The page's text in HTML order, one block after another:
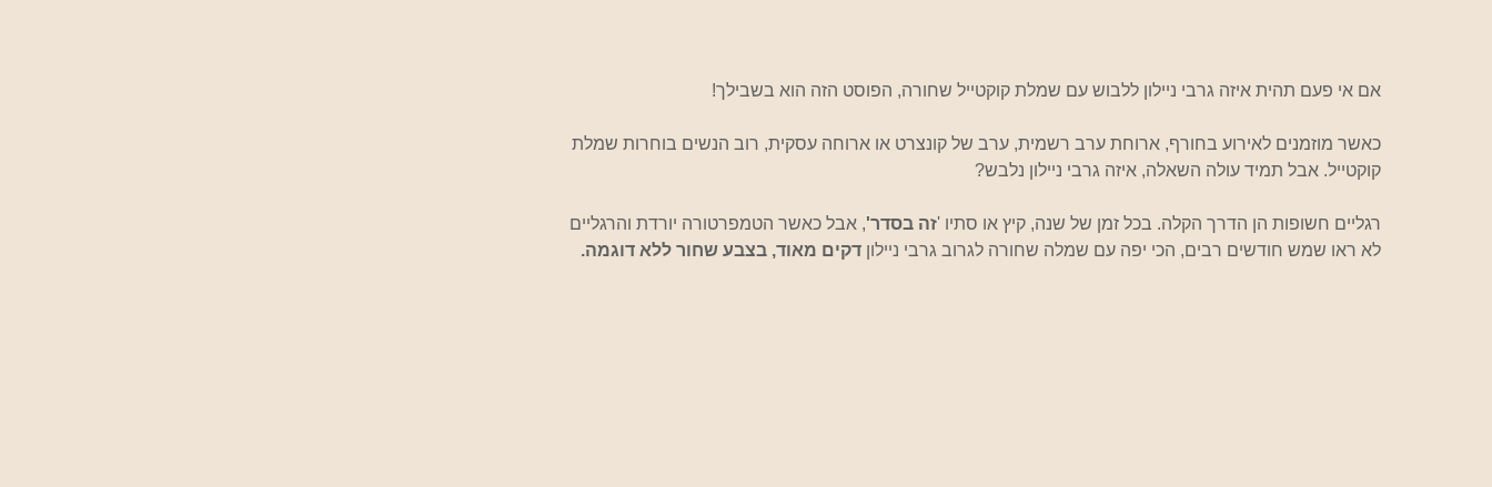
אם אי פעם תהית איזה גרבי ניילון ללבוש עם שמלת קוקטייל שחורה, הפוסט הזה הוא בשבילך!
כאשר מוזמנים לאירוע בחורף, ארוחת ערב רשמית, ערב של קונצרט או ארוחה עסקית, רוב הנשים בוחרות שמלת
קוקטייל. אבל תמיד עולה השאלה, איזה גרבי ניילון נלבש?
רגליים חשופות הן הדרך הקלה. בכל זמן של שנה, קיץ או סתיו 'זה בסדר', אבל כאשר הטמפרטורה יורדת והרגליים
לא ראו שמש חודשים רבים, הכי יפה עם שמלה שחורה לגרוב גרבי ניילון דקים מאוד, בצבע שחור ללא דוגמה.